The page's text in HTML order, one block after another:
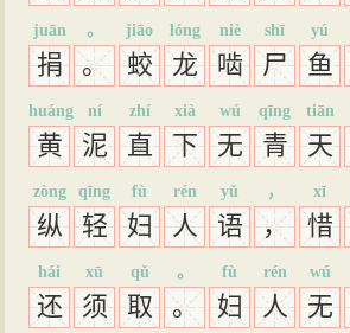
捐
juān
。
。
蛟
jiāo
龙
lóng
啮
niè
尸
shī
鱼
yú
黄
huáng
泥
ní
直
zhí
下
xià
无
wú
青
qīng
天
tiān
纵
zòng
轻
qīng
妇
fù
人
rén
语
yǔ
，
，
惜
xī
还
hái
须
xū
取
qǔ
。
。
妇
fù
人
rén
无
wú